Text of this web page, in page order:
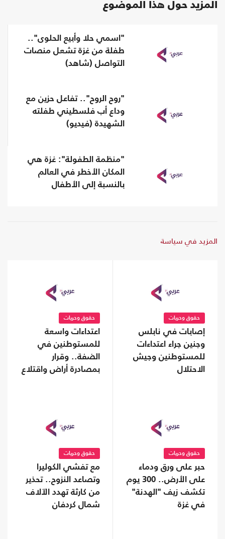
المزيد حول هذا الموضوع
"اسمي حلا وأبيع الحلوى"..
طفلة من غزة تشعل منصات
التواصل (شاهد)
"روح الروح".. تفاعل حزين مع
وداع أب فلسطيني طفلته
الشهيدة (فيديو)
"منظمة الطفولة": غزة هي
المكان الأخطر في العالم
بالنسبة إلى الأطفال
المزيد في سياسة
حقوق وحريات
إصابات في نابلس
وجنين جراء اعتداءات
للمستوطنين وجيش
الاحتلال
حقوق وحريات
اعتداءات واسعة
للمستوطنين في
الضفة.. وقرار
بمصادرة أراض واقتلاع
حقوق وحريات
حبر على ورق ودماء
على الأرض.. 300 يوم
تكشف زيف "الهدنة"
في غزة
حقوق وحريات
مع تفشي الكوليرا
وتصاعد النزوح.. تحذير
من كارثة تهدد الآلاف
شمال كردفان